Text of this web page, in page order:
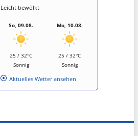
Leicht bewölkt
So, 09.08.
25 / 32°C
Sonnig
Mo, 10.08.
25 / 32°C
Sonnig
Aktuelles Wetter ansehen